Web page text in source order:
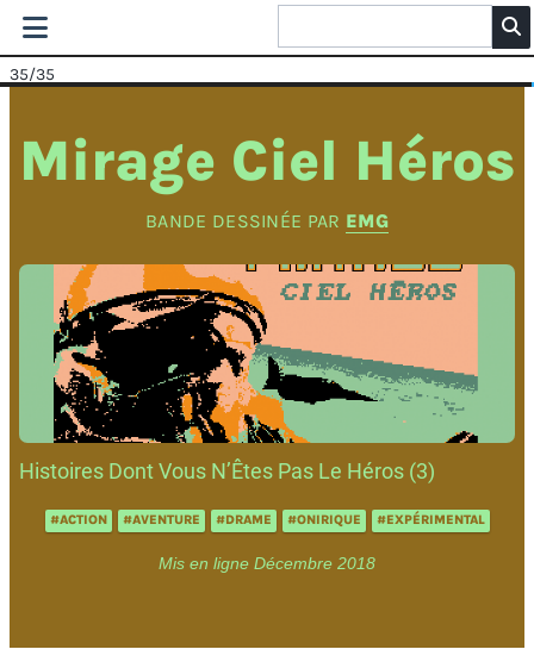
35/35
Mirage Ciel Héros
BANDE DESSINÉE PAR EMG
Histoires Dont Vous N’Êtes Pas Le Héros (3)
#ACTION #AVENTURE #DRAME #ONIRIQUE #EXPÉRIMENTAL
Mis en ligne Décembre 2018